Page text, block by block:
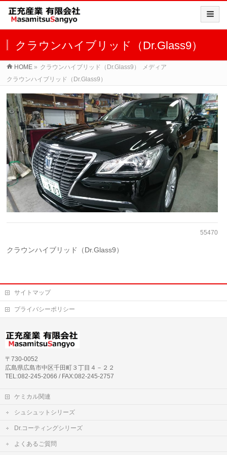
クラウンハイブリッド（Dr.Glass9）
HOME » クラウンハイブリッド（Dr.Glass9）
メディア
クラウンハイブリッド（Dr.Glass9）
55470
クラウンハイブリッド（Dr.Glass9）
サイトマップ
プライバシーポリシー
〒730-0052
広島県広島市中区千田町３丁目４－２２
TEL:082-245-2066 / FAX:082-245-2757
ケミカル関連
シュシュットシリーズ
Dr.コーティングシリーズ
よくあるご質問